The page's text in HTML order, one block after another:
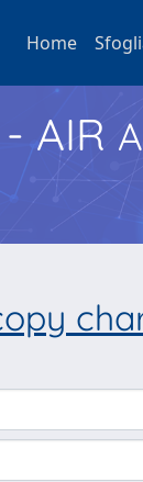
Home
- AIR